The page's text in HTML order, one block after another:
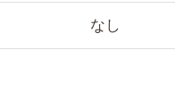
なし